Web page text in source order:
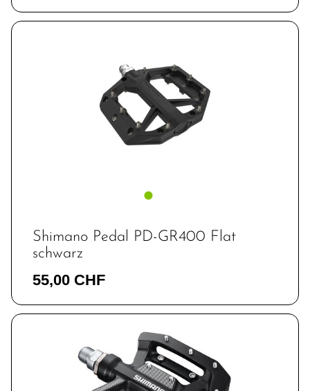
Shimano Pedal PD-GR400 Flat
schwarz
55,00 CHF